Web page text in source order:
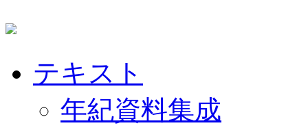
テキスト
年紀資料集成